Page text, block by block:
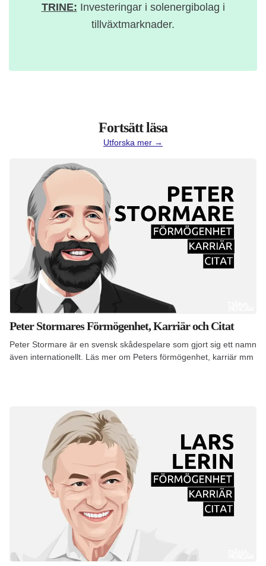
TRINE: Investeringar i solenergibolag i
tillväxtmarknader.
Fortsätt läsa
Utforska mer →
Peter Stormares Förmögenhet, Karriär och Citat
Peter Stormare är en svensk skådespelare som gjort sig ett namn
även internationellt. Läs mer om Peters förmögenhet, karriär mm